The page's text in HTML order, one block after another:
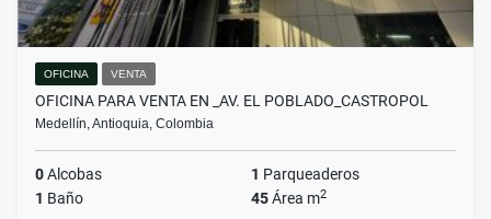
OFICINA VENTA
OFICINA PARA VENTA EN _AV. EL POBLADO_CASTROPOL
Medellín, Antioquia, Colombia
0Alcobas 1 Parqueaderos
1 Baño 45Área m2